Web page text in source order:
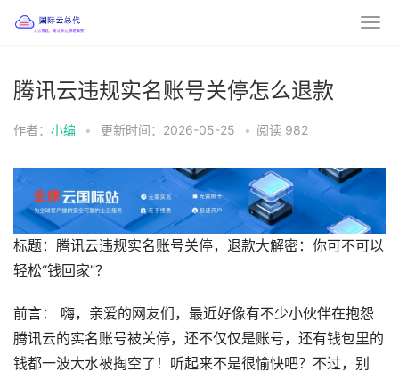
腾讯云违规实名账号关停怎么退款
作者： 小编 • 更新时间：2026-05-25 • 阅读 982
标题：腾讯云违规实名账号关停，退款大解密：你可不可以
轻松“钱回家”？
前言： 嗨，亲爱的网友们，最近好像有不少小伙伴在抱怨
腾讯云的实名账号被关停，还不仅仅是账号，还有钱包里的
钱都一波大水被掏空了！听起来不是很愉快吧？不过，别